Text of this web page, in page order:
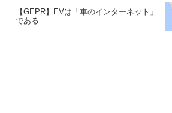
【GEPR】EVは「車のインターネット」
である